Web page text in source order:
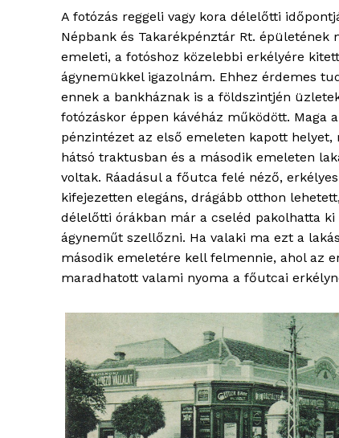
A fotózás reggeli vagy kora délelőtti
Népbank és Takarékpénztár Rt. épületének
emeleti, a fotóshoz közelebbi erkélyére kitett
ágynemükkel igazolnám. Ehhez érdemes
ennek a bankháznak is a földszintjén
fotózáskor éppen kávéház működött. Maga a
pénzintézet az első emeleten kapott helyet,
hátsó traktusban és a második emeleten
voltak. Ráadásul a főutca felé néző,
kifejezetten elegáns, drágább otthon
délelőtti órákban már a cseléd pakolhatta ki
ágyneműt szellőzni. Ha valaki ma ezt a
második emeletére kell felmennie, ahol az
maradhatott valami nyoma a főutcai